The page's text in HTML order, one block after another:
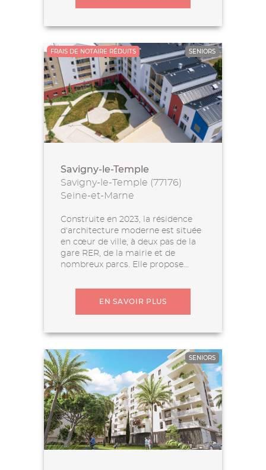
FRAIS DE NOTAIRE RÉDUITS SENIORS
Savigny-le-Temple
Savigny-le-Temple (77176)
Seine-et-Marne
Construite en 2023, la résidence
d'architecture moderne est située
en cœur de ville, à deux pas de la
gare RER, de la mairie et de
nombreux parcs. Elle propose...
EN SAVOIR PLUS
SENIORS